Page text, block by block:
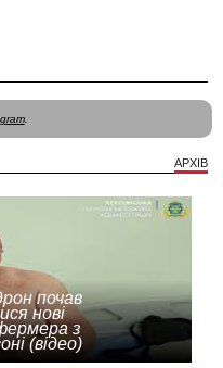
.
АРХІВ
почав
нові
з
(відео)